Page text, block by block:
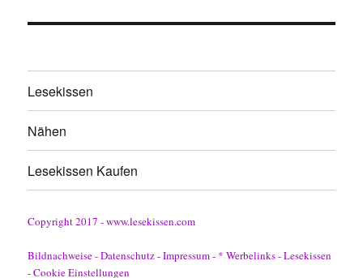
Lesekissen
Nähen
Lesekissen Kaufen
Copyright 2017 - www.lesekissen.com
Bildnachweise-Datenschutz-Impressum- * Werbelinks-Lesekissen
-Cookie Einstellungen